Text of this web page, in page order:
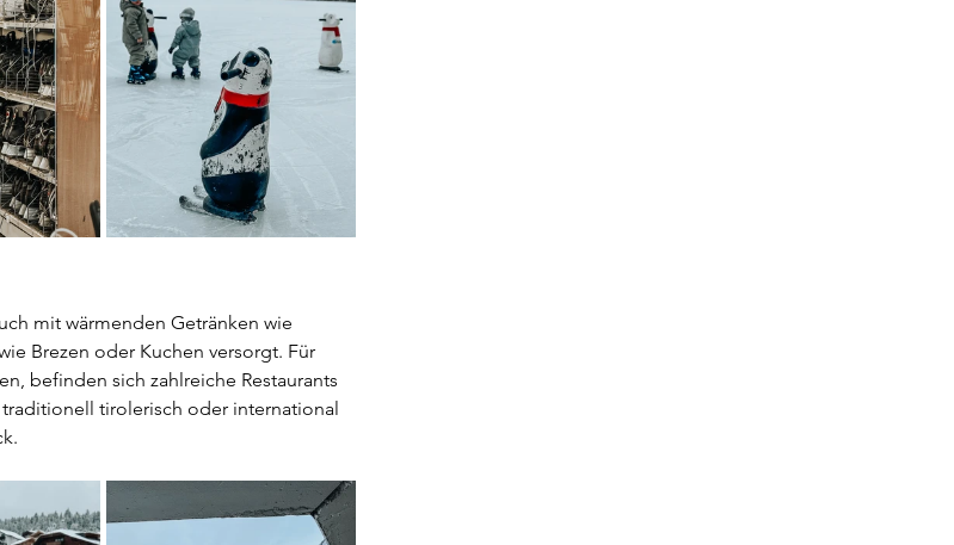
mit wärmenden Getränken wie
Brezen oder Kuchen versorgt. Für
befinden sich zahlreiche Restaurants
tirolerisch oder international